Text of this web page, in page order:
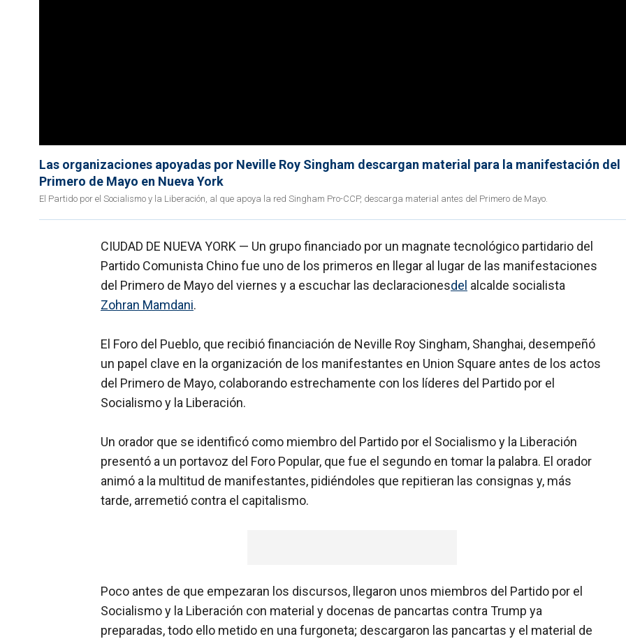
Las organizaciones apoyadas por Neville Roy Singham descargan material para la manifestación del
Primero de Mayo en Nueva York
El Partido por el Socialismo y la Liberación, al que apoya la red Singham Pro-CCP, descarga material antes del Primero de Mayo.
CIUDAD DE NUEVA YORK — Un grupo financiado por un magnate tecnológico partidario del
Partido Comunista Chino fue uno de los primeros en llegar al lugar de las manifestaciones
del Primero de Mayo del viernes y a escuchar las declaracionesdel alcalde socialista
Zohran Mamdani.
El Foro del Pueblo, que recibió financiación de Neville Roy Singham, Shanghai, desempeñó
un papel clave en la organización de los manifestantes en Union Square antes de los actos
del Primero de Mayo, colaborando estrechamente con los líderes del Partido por el
Socialismo y la Liberación.
Un orador que se identificó como miembro del Partido por el Socialismo y la Liberación
presentó a un portavoz del Foro Popular, que fue el segundo en tomar la palabra. El orador
animó a la multitud de manifestantes, pidiéndoles que repitieran las consignas y, más
tarde, arremetió contra el capitalismo.
Poco antes de que empezaran los discursos, llegaron unos miembros del Partido por el
Socialismo y la Liberación con material y docenas de pancartas contra Trump ya
preparadas, todo ello metido en una furgoneta; descargaron las pancartas y el material de